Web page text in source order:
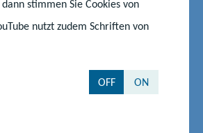
stimmen Sie Cookies von
nutzt zudem Schriften von
OFF ON
des Marstalls bietet ab 10 Uhr
für Groß und Klein:
Aktionen der Rostocker Seawolves
Hüpfburgen, Kinderschminken,
für das Ausprobieren von